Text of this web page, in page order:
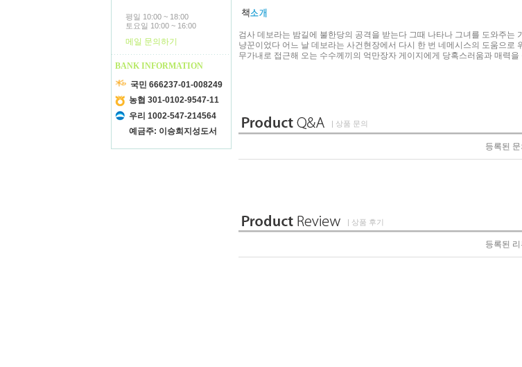
평일 10:00 ~ 18:00
토요일 10:00 ~ 16:00
메일 문의하기
BANK INFORMATION
국민 666237-01-008249
농협 301-0102-9547-11
우리 1002-547-214564
예금주: 이승희지성도서
검사 데보라는 밤길에 불한당의 공격을 받는다 그때 나타나 그녀를 도와주
냥꾼이었다 어느 날 데보라는 사건현장에서 다시 한 번 네메시스의 도움으
무가내로 접근해 오는 수수께끼의 억만장자 게이지에게 당혹스러움과 매력을
| 상품 문의
등록된
| 상품 후기
등록된